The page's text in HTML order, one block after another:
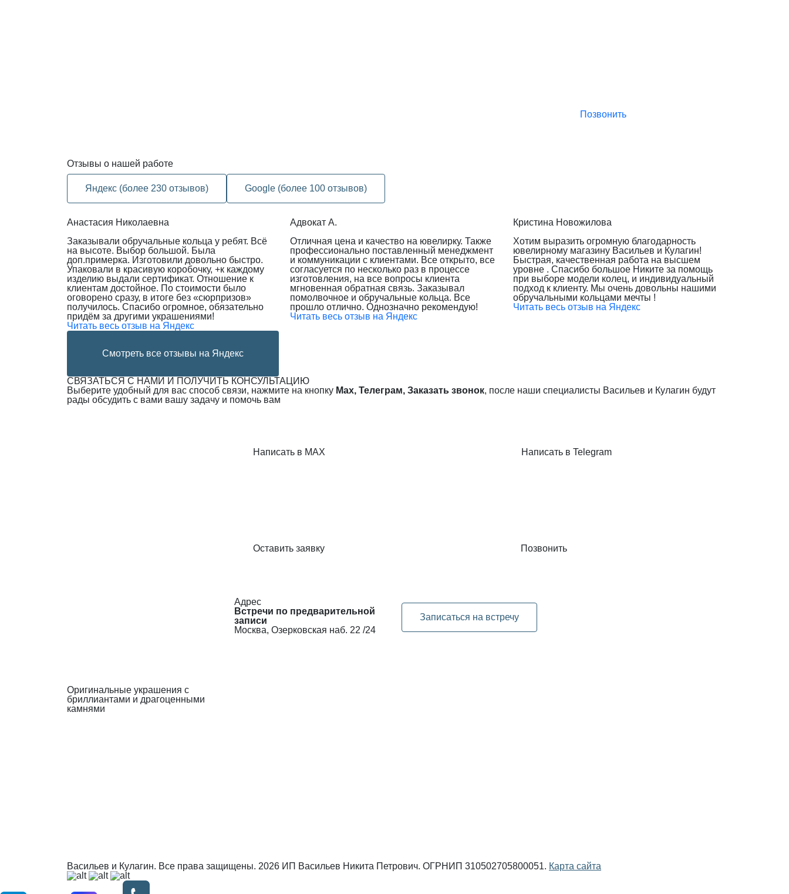
Позвонить
Отзывы о нашей работе
Яндекс (более 230 отзывов) Google (более 100 отзывов)
Анастасия Николаевна
Заказывали обручальные кольца у ребят. Всё
на высоте. Выбор большой. Была
доп.примерка. Изготовили довольно быстро.
Упаковали в красивую коробочку, +к каждому
изделию выдали сертификат. Отношение к
клиентам достойное. По стоимости было
оговорено сразу, в итоге без «сюрпризов»
получилось. Спасибо огромное, обязательно
придём за другими украшениями!
Читать весь отзыв на Яндекс
Адвокат А.
Отличная цена и качество на ювелирку. Также
профессионально поставленный менеджмент
и коммуникации с клиентами. Все открыто, все
согласуется по несколько раз в процессе
изготовления, на все вопросы клиента
мгновенная обратная связь. Заказывал
помолвочное и обручальные кольца. Все
прошло отлично. Однозначно рекомендую!
Читать весь отзыв на Яндекс
Кристина Новожилова
Хотим выразить огромную благодарность
ювелирному магазину Васильев и Кулагин!
Быстрая, качественная работа на высшем
уровне . Спасибо большое Никите за помощь
при выборе модели колец, и индивидуальный
подход к клиенту. Мы очень довольны нашими
обручальными кольцами мечты !
Читать весь отзыв на Яндекс
Смотреть все отзывы на Яндекс
СВЯЗАТЬСЯ С НАМИ И ПОЛУЧИТЬ КОНСУЛЬТАЦИЮ
Выберите удобный для вас способ связи, нажмите на кнопку Max, Телеграм, Заказать звонок, после наши специалисты Васильев и Кулагин будут
рады обсудить с вами вашу задачу и помочь вам
Написать в MAX Написать в Telegram
Оставить заявку Позвонить
Оригинальные украшения с
бриллиантами и драгоценными
камнями
Адрес
Встречи по предварительной
записи
Москва, Озерковская наб. 22 /24
Записаться на встречу
Васильев и Кулагин. Все права защищены. 2026 ИП Васильев Никита Петрович. ОГРНИП 310502705800051. Карта сайта